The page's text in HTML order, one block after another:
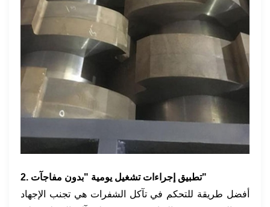
2. تطبيق إجراءات تشغيل يومية "بدون مفاجآت"
أفضل طريقة للتحكم في تآكل الشفرات هي تجنب الإجهاد